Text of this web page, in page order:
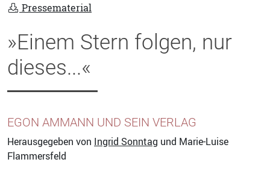
Pressematerial
»Einem Stern folgen, nur
dieses...«
EGON AMMANN UND SEIN VERLAG
Herausgegeben von Ingrid Sonntag und Marie-Luise
Flammersfeld